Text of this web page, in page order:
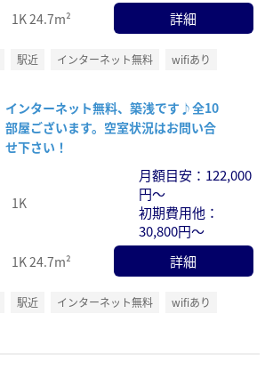
1K24.7m² 詳細
駅近 インターネット無料 wifiあり
インターネット無料、築浅です♪全10
部屋ございます。空室状況はお問い合
せ下さい！
1K
月額目安：122,000
円～
初期費用他：
30,800円～
1K24.7m² 詳細
駅近 インターネット無料 wifiあり